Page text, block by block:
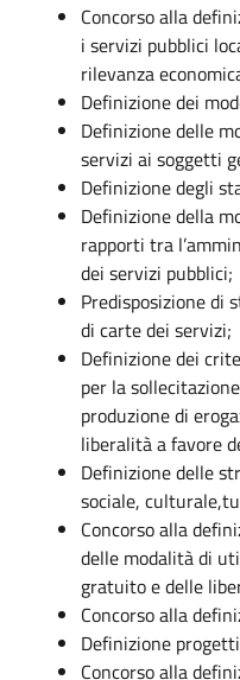
Concorso alla
i servizi pubblici
rilevanza
Definizione dei
Definizione delle
servizi ai soggetti
Definizione degli
Definizione della
rapporti tra
dei servizi pubblici;
Predisposizione di
di carte dei servizi;
Definizione dei
per la
produzione di
liberalità a favore
Definizione delle
sociale,
Concorso alla
delle modalità di
gratuito e delle
Concorso alla
Definizione
Concorso alla